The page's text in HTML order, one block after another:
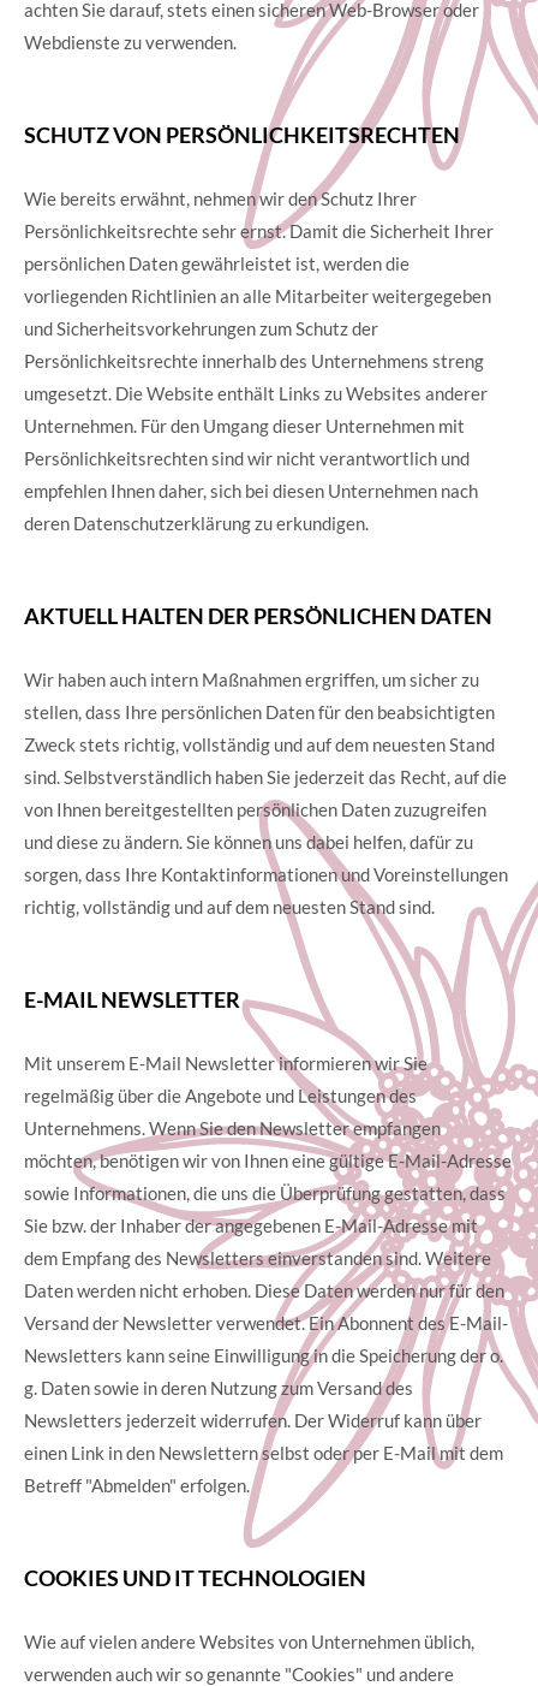
achten Sie darauf, stets einen sicheren Web-Browser oder
Webdienste zu verwenden.
SCHUTZ VON PERSÖNLICHKEITSRECHTEN
Wie bereits erwähnt, nehmen wir den Schutz Ihrer
Persönlichkeitsrechte sehr ernst. Damit die Sicherheit Ihrer
persönlichen Daten gewährleistet ist, werden die
vorliegenden Richtlinien an alle Mitarbeiter weitergegeben
und Sicherheitsvorkehrungen zum Schutz der
Persönlichkeitsrechte innerhalb des Unternehmens streng
umgesetzt. Die Website enthält Links zu Websites anderer
Unternehmen. Für den Umgang dieser Unternehmen mit
Persönlichkeitsrechten sind wir nicht verantwortlich und
empfehlen Ihnen daher, sich bei diesen Unternehmen nach
deren Datenschutzerklärung zu erkundigen.
AKTUELL HALTEN DER PERSÖNLICHEN DATEN
Wir haben auch intern Maßnahmen ergriffen, um sicher zu
stellen, dass Ihre persönlichen Daten für den beabsichtigten
Zweck stets richtig, vollständig und auf dem neuesten Stand
sind. Selbstverständlich haben Sie jederzeit das Recht, auf die
von Ihnen bereitgestellten persönlichen Daten zuzugreifen
und diese zu ändern. Sie können uns dabei helfen, dafür zu
sorgen, dass Ihre Kontaktinformationen und Voreinstellungen
richtig, vollständig und auf dem neuesten Stand sind.
E-MAIL NEWSLETTER
Mit unserem E-Mail Newsletter informieren wir Sie
regelmäßig über die Angebote und Leistungen des
Unternehmens. Wenn Sie den Newsletter empfangen
möchten, benötigen wir von Ihnen eine gültige E-Mail-Adresse
sowie Informationen, die uns die Überprüfung gestatten, dass
Sie bzw. der Inhaber der angegebenen E-Mail-Adresse mit
dem Empfang des Newsletters einverstanden sind. Weitere
Daten werden nicht erhoben. Diese Daten werden nur für den
Versand der Newsletter verwendet. Ein Abonnent des E-Mail-
Newsletters kann seine Einwilligung in die Speicherung der o.
g. Daten sowie in deren Nutzung zum Versand des
Newsletters jederzeit widerrufen. Der Widerruf kann über
einen Link in den Newslettern selbst oder per E-Mail mit dem
Betreff "Abmelden" erfolgen.
COOKIES UND IT TECHNOLOGIEN
Wie auf vielen andere Websites von Unternehmen üblich,
verwenden auch wir so genannte "Cookies" und andere